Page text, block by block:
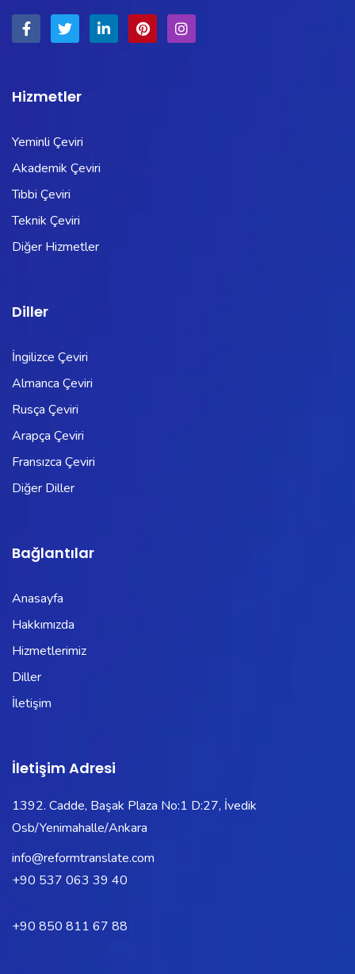
Hizmetler
Yeminli Çeviri
Akademik Çeviri
Tıbbi Çeviri
Teknik Çeviri
Diğer Hizmetler
Diller
İngilizce Çeviri
Almanca Çeviri
Rusça Çeviri
Arapça Çeviri
Fransızca Çeviri
Diğer Diller
Bağlantılar
Anasayfa
Hakkımızda
Hizmetlerimiz
Diller
İletişim
İletişim Adresi
1392. Cadde, Başak Plaza No:1 D:27, İvedik
Osb/Yenimahalle/Ankara
info@reformtranslate.com
+90 537 063 39 40
+90 850 811 67 88